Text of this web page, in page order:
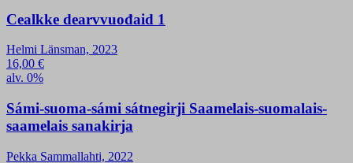
Cealkke dearvvuođaid 1
Helmi Länsman, 2023
16,00 €
alv. 0%
Sámi-suoma-sámi sátnegirji Saamelais-suomalais-
saamelais sanakirja
Pekka Sammallahti, 2022